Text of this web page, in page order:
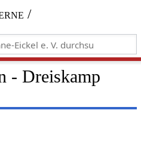
/
- Dreiskamp